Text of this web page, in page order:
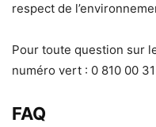
respect de
Pour toute question sur
numéro vert : 0 810 00 31
FAQ